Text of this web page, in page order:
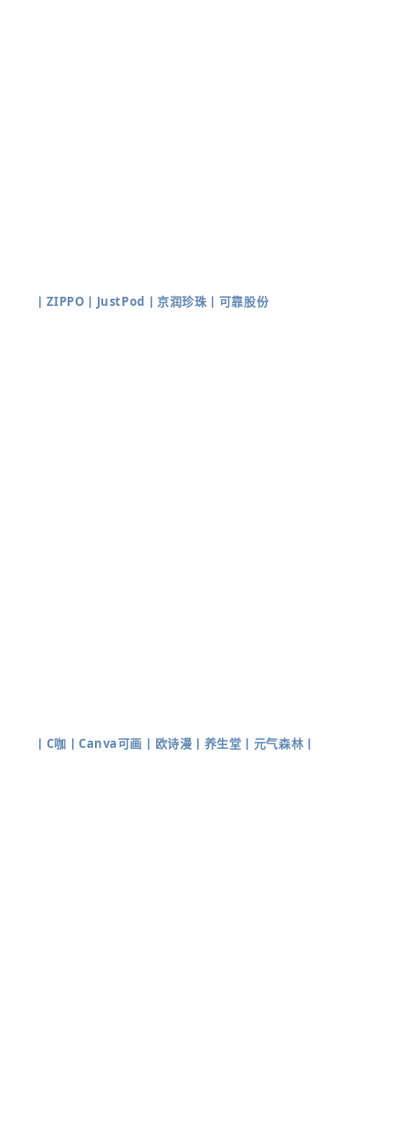
丨 ZIPPO 丨 JustPod 丨 京润珍珠 丨 可靠股份
丨 C咖 丨Canva可画 丨 欧诗漫 丨 养生堂 丨 元气森林 丨